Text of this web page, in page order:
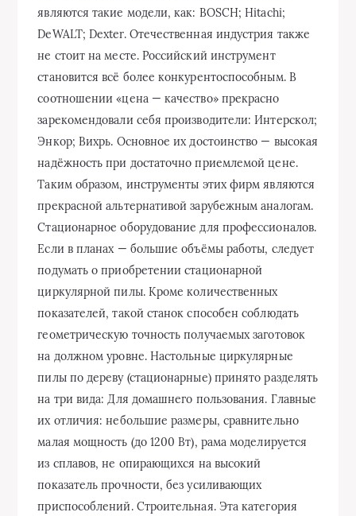
являются такие модели, как: BOSCH; Hitachi;
DeWALT; Dexter. Отечественная индустрия также
не стоит на месте. Российский инструмент
становится всё более конкурентоспособным. В
соотношении «цена — качество» прекрасно
зарекомендовали себя производители: Интерскол;
Энкор; Вихрь. Основное их достоинство — высокая
надёжность при достаточно приемлемой цене.
Таким образом, инструменты этих фирм являются
прекрасной альтернативой зарубежным аналогам.
Стационарное оборудование для профессионалов.
Если в планах — большие объёмы работы, следует
подумать о приобретении стационарной
циркулярной пилы. Кроме количественных
показателей, такой станок способен соблюдать
геометрическую точность получаемых заготовок
на должном уровне. Настольные циркулярные
пилы по дереву (стационарные) принято разделять
на три вида: Для домашнего пользования. Главные
их отличия: небольшие размеры, сравнительно
малая мощность (до 1200 Вт), рама моделируется
из сплавов, не опирающихся на высокий
показатель прочности, без усиливающих
приспособлений. Строительная. Эта категория